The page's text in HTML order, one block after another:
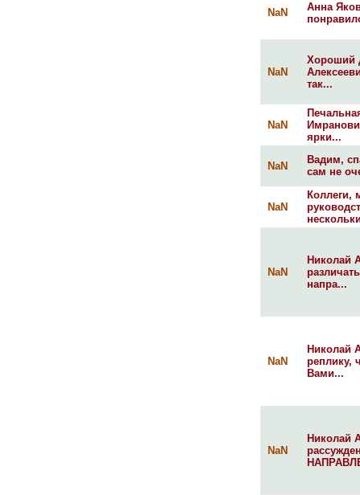
NaN
Анна
NaN
Хороший
так...
NaN
ярки...
NaN
Вадим,
сам не
NaN
Коллеги,
NaN
Николай
напра...
NaN
Николай
реплику,
Вами...
NaN
Николай